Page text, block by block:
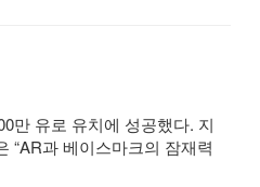
만 유로 유치에 성공했다. 지
“AR과 베이스마크의 잠재력